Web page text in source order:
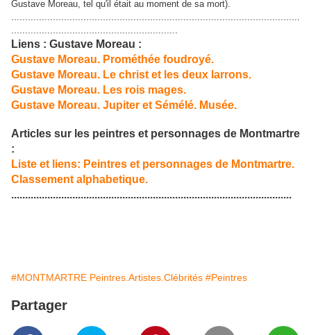
Gustave Moreau, tel qu'il était au moment de sa mort).
Liens : Gustave Moreau :
Gustave Moreau. Prométhée foudroyé.
Gustave Moreau. Le christ et les deux larrons.
Gustave Moreau. Les rois mages.
Gustave Moreau. Jupiter et Sémélé. Musée.
Articles sur les peintres et personnages de Montmartre
:
Liste et liens: Peintres et personnages de Montmartre.
Classement alphabetique.
.....................................................................................................
#MONTMARTRE Peintres.Artistes.Clébrités #Peintres
Partager